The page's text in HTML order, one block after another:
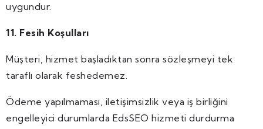
uygundur.
11. Fesih Koşulları
Müşteri, hizmet başladıktan sonra sözleşmeyi tek
taraflı olarak feshedemez.
Ödeme yapılmaması, iletişimsizlik veya iş birliğini
engelleyici durumlarda EdsSEO hizmeti durdurma